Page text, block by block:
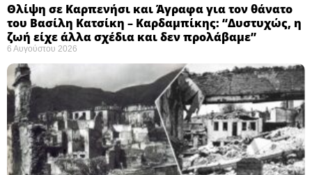
Θλίψη σε Καρπενήσι και Άγραφα για τον θάνατο
του Βασίλη Κατσίκη – Καρδαμπίκης: “Δυστυχώς, η
ζωή είχε άλλα σχέδια και δεν προλάβαμε”
6 Αυγούστου 2026